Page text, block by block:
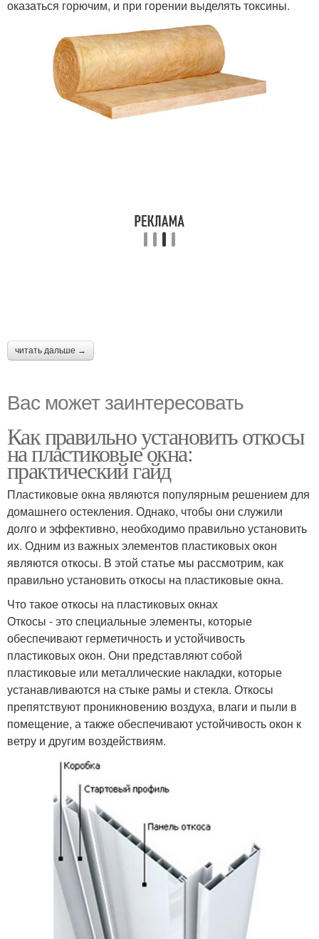
оказаться горючим, и при горении выделять токсины.
читать дальше →
Вас может заинтересовать
Как правильно установить откосы
на пластиковые окна:
практический гайд
Пластиковые окна являются популярным решением для
домашнего остекления. Однако, чтобы они служили
долго и эффективно, необходимо правильно установить
их. Одним из важных элементов пластиковых окон
являются откосы. В этой статье мы рассмотрим, как
правильно установить откосы на пластиковые окна.
Что такое откосы на пластиковых окнах
Откосы - это специальные элементы, которые
обеспечивают герметичность и устойчивость
пластиковых окон. Они представляют собой
пластиковые или металлические накладки, которые
устанавливаются на стыке рамы и стекла. Откосы
препятствуют проникновению воздуха, влаги и пыли в
помещение, а также обеспечивают устойчивость окон к
ветру и другим воздействиям.